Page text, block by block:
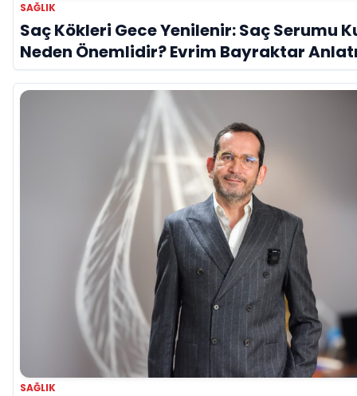
SAĞLIK
Saç Kökleri Gece Yenilenir: Saç Serumu
Neden Önemlidir? Evrim Bayraktar
SAĞLIK